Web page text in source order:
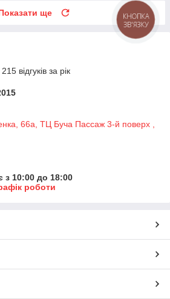
ще
відгуків за рік
66а, ТЦ Буча Пассаж 3-й поверх ,
з 10:00 до 18:00
роботи
КНОПКА
ЗВ'ЯЗКУ